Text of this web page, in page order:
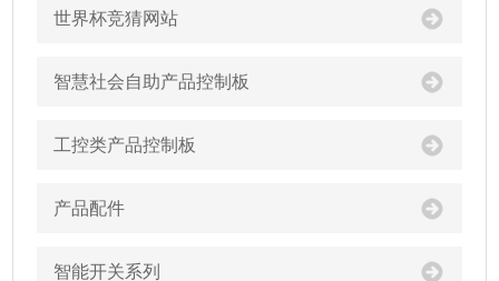
世界杯竞猜网站
智慧社会自助产品控制板
工控类产品控制板
产品配件
智能开关系列